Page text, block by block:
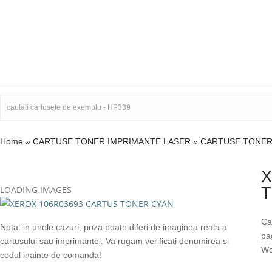
Home » CARTUSE TONER IMPRIMANTE LASER » CARTUSE
LOADING IMAGES
Nota: in unele cazuri, poza poate diferi de imaginea reala a
cartusului sau imprimantei. Va rugam verificati denumirea si
codul inainte de comanda!